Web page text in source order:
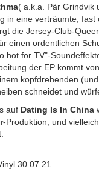
( a.k.a. Pär Grindvik
in eine verträumte,
die Jersey-Club-
einen ordentlichen
hot for TV"-
der EP kommt
kopfdrehenden
schneidet und
auf Dating Is In China
-Produktion, und
30.07.21